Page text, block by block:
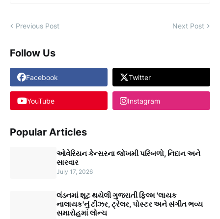
Previous Post Next Post
Follow Us
Facebook Twitter
YouTube Instagram
Popular Articles
ઓવેરિયન કેન્સરના જોખમી પરિબળો, નિદાન અને
સારવાર
July 17, 2026
લંડનમાં શૂટ થયેલી ગુજરાતી ફિલ્મ 'લાયક
નાલાયક'નું ટીઝર, ટ્રેલર, પોસ્ટર અને સંગીત ભવ્ય
સમારોહમાં લોન્ચ